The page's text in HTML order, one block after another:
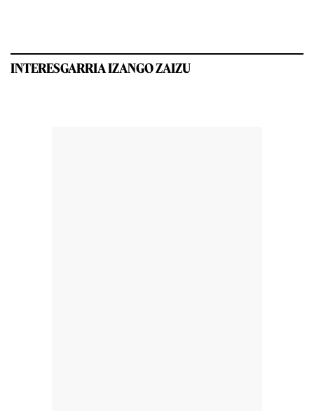
INTERESGARRIA IZANGO ZAIZU